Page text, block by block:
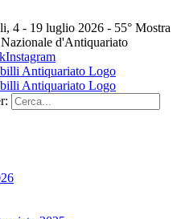
4 - 19 luglio 2026 - 55° Mostra
d'Antiquariato
Instagram